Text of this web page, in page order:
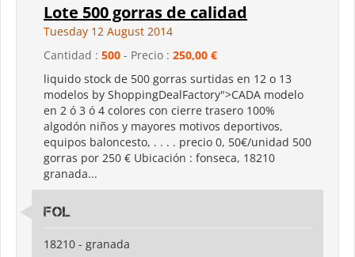
Lote 500 gorras de calidad
Tuesday 12 August 2014
Cantidad : 500 - Precio : 250,00 €
liquido stock de 500 gorras surtidas en 12 o 13
modelos by ShoppingDealFactory">CADA modelo
en 2 ó 3 ó 4 colores con cierre trasero 100%
algodón niños y mayores motivos deportivos,
equipos baloncesto, . . . . precio 0, 50€/unidad 500
gorras por 250 € Ubicación : fonseca, 18210
granada...
fol
18210 - granada